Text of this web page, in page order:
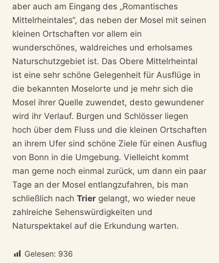
aber auch am Eingang des „Romantisches
Mittelrheintales“, das neben der Mosel mit seinen
kleinen Ortschaften vor allem ein
wunderschönes, waldreiches und erholsames
Naturschutzgebiet ist. Das Obere Mittelrheintal
ist eine sehr schöne Gelegenheit für Ausflüge in
die bekannten Moselorte und je mehr sich die
Mosel ihrer Quelle zuwendet, desto gewundener
wird ihr Verlauf. Burgen und Schlösser liegen
hoch über dem Fluss und die kleinen Ortschaften
an ihrem Ufer sind schöne Ziele für einen Ausflug
von Bonn in die Umgebung. Vielleicht kommt
man gerne noch einmal zurück, um dann ein paar
Tage an der Mosel entlangzufahren, bis man
schließlich nach Trier gelangt, wo wieder neue
zahlreiche Sehenswürdigkeiten und
Naturspektakel auf die Erkundung warten.
Gelesen: 936